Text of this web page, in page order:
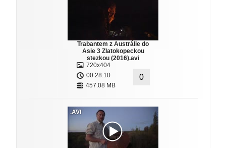
Trabantem z Austrálie do
Asie 3 Zlatokopeckou
stezkou (2016).avi
720x404
00:28:10
457.08 MB
0
.AVI